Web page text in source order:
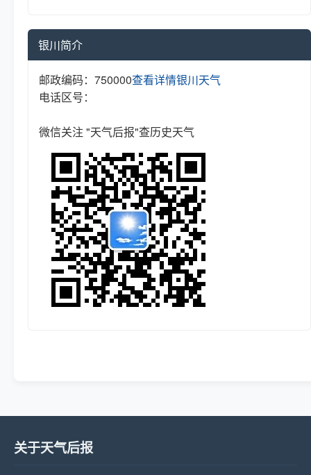
银川简介
邮政编码：750000
电话区号：
查看详情银川天气
微信关注 "天气后报"查历史天气
关于天气后报